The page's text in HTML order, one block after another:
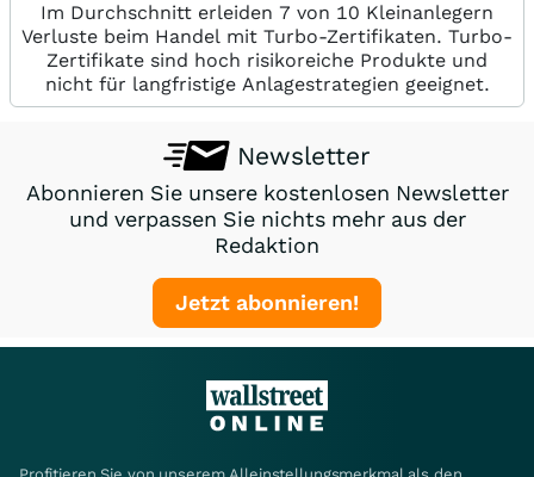
Im Durchschnitt erleiden 7 von 10 Kleinanlegern
Verluste beim Handel mit Turbo-Zertifikaten. Turbo-
Zertifikate sind hoch risikoreiche Produkte und
nicht für langfristige Anlagestrategien geeignet.
Newsletter
Abonnieren Sie unsere kostenlosen Newsletter
und verpassen Sie nichts mehr aus der
Redaktion
Jetzt abonnieren!